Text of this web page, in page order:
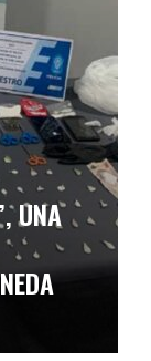
UNA